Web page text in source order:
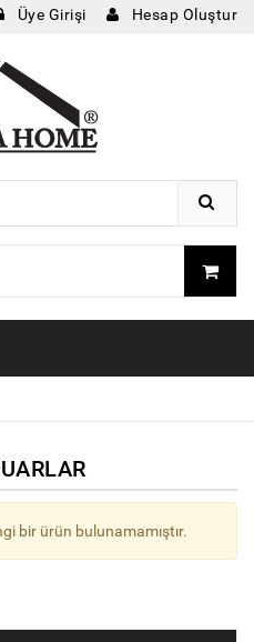
Üye Girişi Hesap Oluştur
bir ürün bulunamamıştır.